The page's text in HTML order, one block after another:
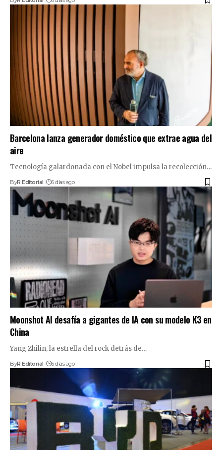
Barcelona lanza generador doméstico que extrae agua del
aire
Tecnología galardonada con el Nobel impulsa la recolección…
ByR Editorial 6 días ago
Moonshot AI desafía a gigantes de IA con su modelo K3 en
China
Yang Zhilin, la estrella del rock detrás de…
ByR Editorial 6 días ago